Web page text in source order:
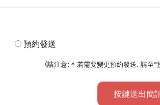
預約發送
(請注意: * 若需要變更預約發送, 請至"
按鍵送出簡